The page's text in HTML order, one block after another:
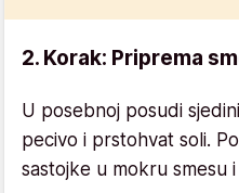
2. Korak: Priprema
U posebnoj posudi
pecivo i prstohvat soli.
sastojke u mokru smesu